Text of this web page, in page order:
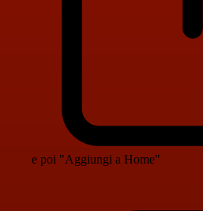
e poi "Aggiungi a Home"